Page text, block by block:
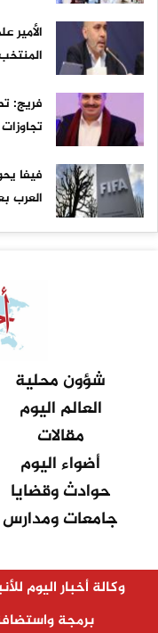
فريج:
فيفا
العرب بعد 8
شؤون محلية
العالم اليوم
مقالات
أضواء اليوم
حوادث وقضايا
جامعات ومدارس
وكالة أخبار اليوم للأنباء 2023 © جميع الحقوق
برمجة